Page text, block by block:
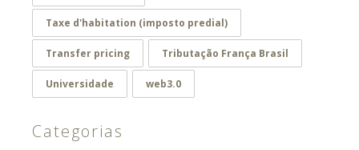
Taxe d'habitation (imposto predial)
Transfer pricing Tributação França Brasil
Universidade web3.0
Categorias